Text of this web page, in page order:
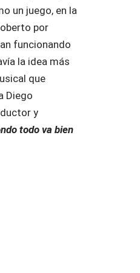
un juego, en la
por
funcionando
la idea más
que
Diego
y
todo va bien